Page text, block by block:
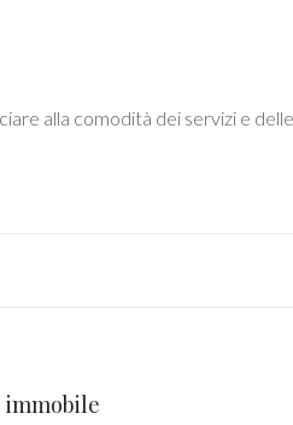
alla comodità dei servizi e
immobile